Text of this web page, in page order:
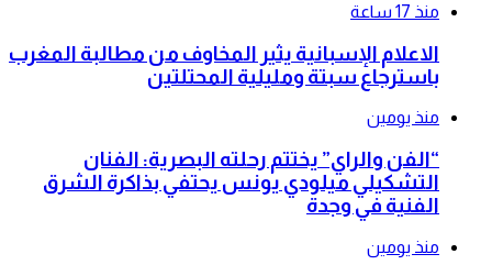
منذ 17 ساعة
الاعلام الإسبانية يثير المخاوف من مطالبة المغرب
باسترجاع سبتة ومليلية المحتلتين
منذ يومين
“الفن والراي” يختتم رحلته البصرية: الفنان
التشكيلي ميلودي يونس يحتفي بذاكرة الشرق
الفنية في وجدة
منذ يومين